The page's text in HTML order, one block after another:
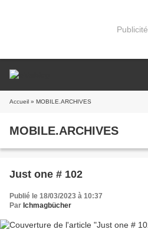
Publicité
Accueil » MOBILE.ARCHIVES
MOBILE.ARCHIVES
Just one # 102
Publié le 18/03/2023 à 10:37
Par Ichmagbücher